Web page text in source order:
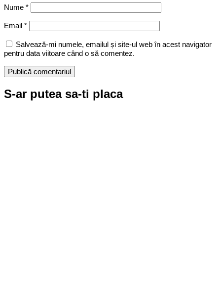
Nume *
Email *
Salvează-mi numele, emailul și site-ul web în acest navigator
pentru data viitoare când o să comentez.
S-ar putea sa-ti placa